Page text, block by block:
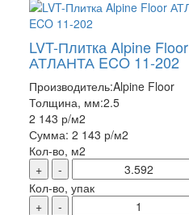
LVT-Плитка Alpine Floor
АТЛАНТА ECO 11-202
Производитель:Alpine Floor
Толщина, мм:2.5
2 143 р/м2
Сумма: 2 143 р/м2
Кол-во, м2
+
-
Кол-во, упак
+
-